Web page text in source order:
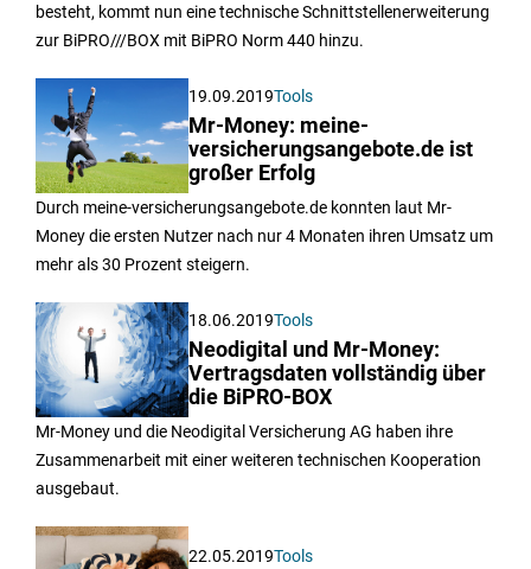
besteht, kommt nun eine technische Schnittstellenerweiterung
zur BiPRO///BOX mit BiPRO Norm 440 hinzu.
19.09.2019Tools
Mr-Money: meine-
versicherungsangebote.de ist
großer Erfolg
Durch meine-versicherungsangebote.de konnten laut Mr-
Money die ersten Nutzer nach nur 4 Monaten ihren Umsatz um
mehr als 30 Prozent steigern.
18.06.2019Tools
Neodigital und Mr-Money:
Vertragsdaten vollständig über
die BiPRO-BOX
Mr-Money und die Neodigital Versicherung AG haben ihre
Zusammenarbeit mit einer weiteren technischen Kooperation
ausgebaut.
22.05.2019Tools